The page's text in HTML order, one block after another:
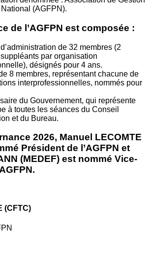
(AGFPN).
de l’AGFPN est composée :
de 32 membres (2
par organisation
désignés pour 4 ans.
8 membres, représentant chacune de
interprofessionnelles, nommés pour
du Gouvernement, qui représente
à toutes les séances du Conseil
et du Bureau.
2026, Manuel LECOMTE
Président de l’AGFPN et
(MEDEF) est nommé Vice-
(CFTC)